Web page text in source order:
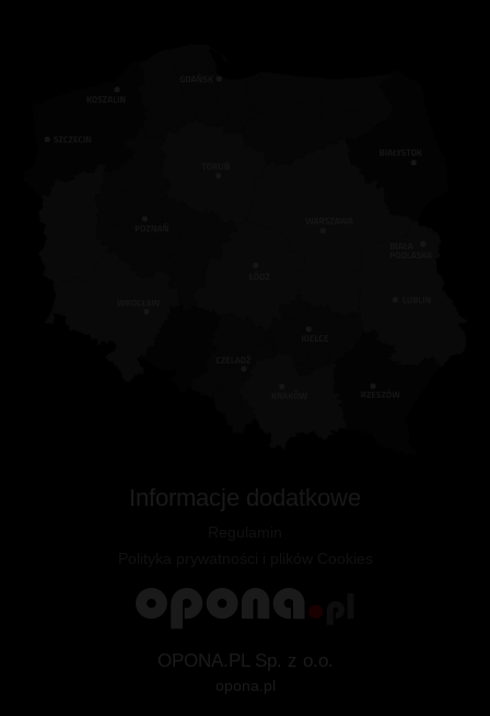
Informacje dodatkowe
OPONA.PL Sp. z o.o.
opona.pl